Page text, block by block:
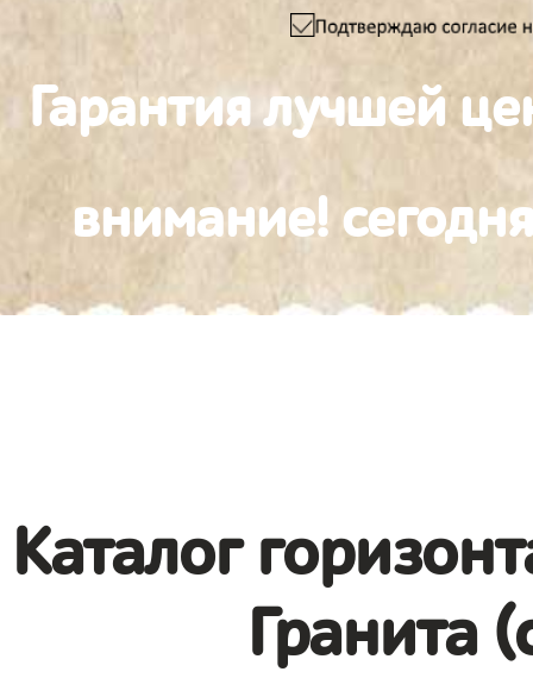
Гарантия лучшей
внимание!
Каталог
Гранита